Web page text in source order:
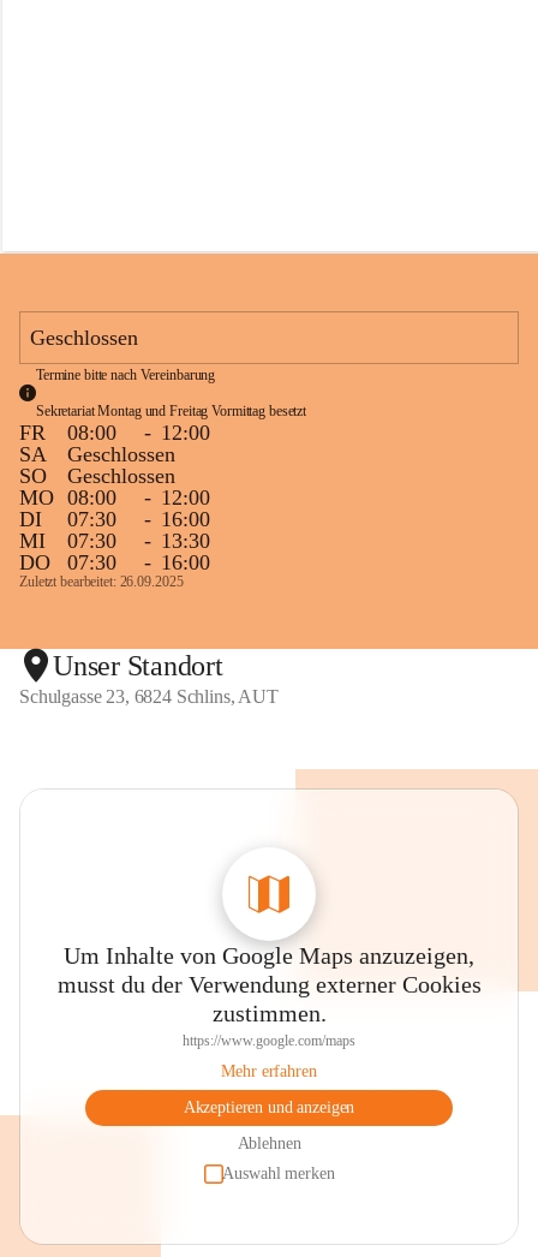
n
Geschlossen
Termine bitte nach Vereinbarung
Sekretariat Montag und Freitag Vormittag besetzt
FR 08:00 - 12:00
SA
Geschlossen
SO
Geschlossen
MO 08:00 - 12:00
DI
07:30 - 16:00
MI
07:30 - 13:30
DO
07:30 - 16:00
Zuletzt bearbeitet: 26.09.2025
Unser Standort
Schulgasse 23, 6824 Schlins, AUT
Um Inhalte von Google Maps anzuzeigen,
musst du der Verwendung externer Cookies
zustimmen.
https://www.google.com/maps
Mehr erfahren
Akzeptieren und anzeigen
Ablehnen
Auswahl merken